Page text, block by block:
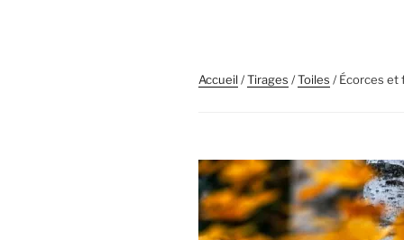
Accueil/Tirages /Toiles / Écorces et